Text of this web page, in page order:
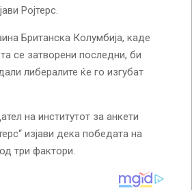
Ројтерс.
Британска Колумбија, каде
се затворени последни, би
либералите ќе го изгубат
на институтот за анкети
изјави дека победата на
три фактори.